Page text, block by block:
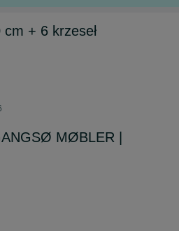
cm + 6 krzeseł
MØBLER |